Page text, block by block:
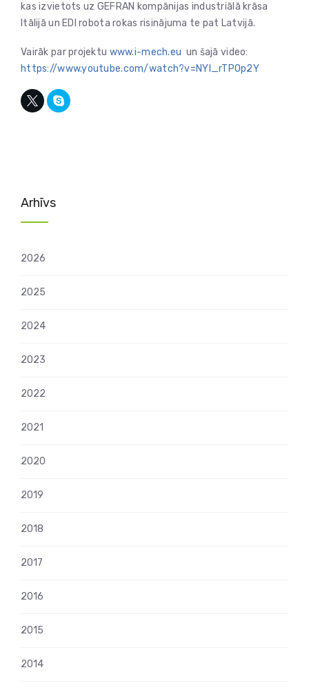
kas izvietots uz GEFRAN kompānijas industriālā krāsa
Itālijā un EDI robota rokas risinājuma te pat Latvijā.
Vairāk par projektu www.i-mech.eu un šajā video:
https://www.youtube.com/watch?v=NYl_rTPOp2Y
Arhīvs
2026
2025
2024
2023
2022
2021
2020
2019
2018
2017
2016
2015
2014